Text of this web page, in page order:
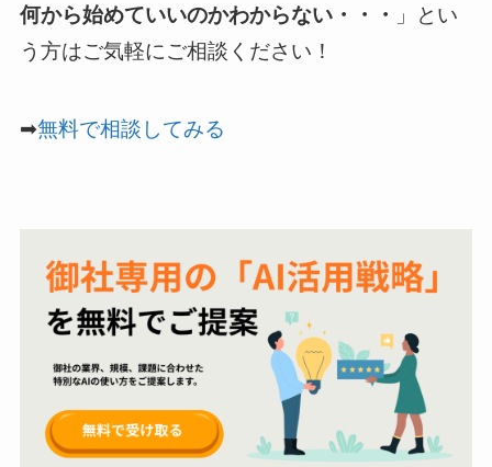
何から始めていいのかわからない・・・
」とい
う方はご気軽にご相談ください！
➡無料で相談してみる